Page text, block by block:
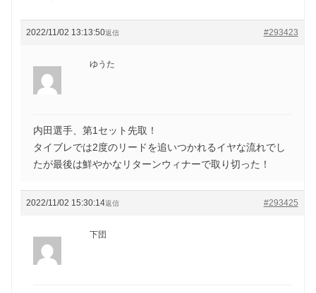
2022/11/02 13:13:50 #293423
返信
ゆうた
内田選手、第1セット先取！
タイブレでは2度のリードを追いつかれるイヤな流れでし
たが最後は鮮やかなリターンウィナーで取り切った！
2022/11/02 15:30:14 #293425
返信
下団